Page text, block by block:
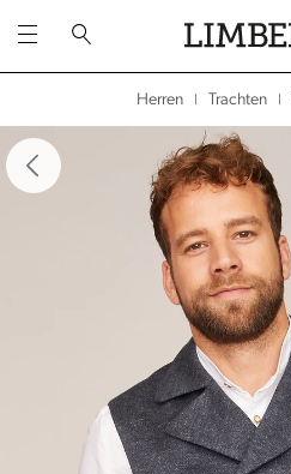
Herren Trachten
überspringen